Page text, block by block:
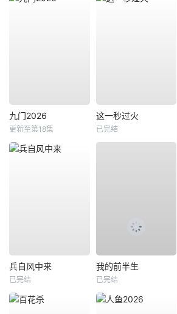
九门2026
更新至第18集
这一秒过火
已完结
兵自风中来
已完结
我的前半生
已完结